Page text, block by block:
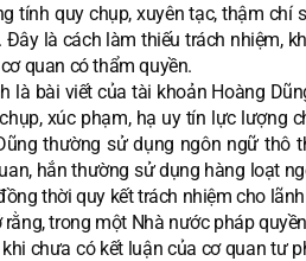
tính quy chụp, xuyên tạc, thậm
Đây là cách làm thiếu trách nhiệm,
quan có thẩm quyền.
là bài viết của tài khoản Hoàng
xúc phạm, hạ uy tín lực lượng
thường sử dụng ngôn ngữ thô
hắn thường sử dụng hàng loạt
thời quy kết trách nhiệm cho
rằng, trong một Nhà nước pháp
chưa có kết luận của cơ quan tư